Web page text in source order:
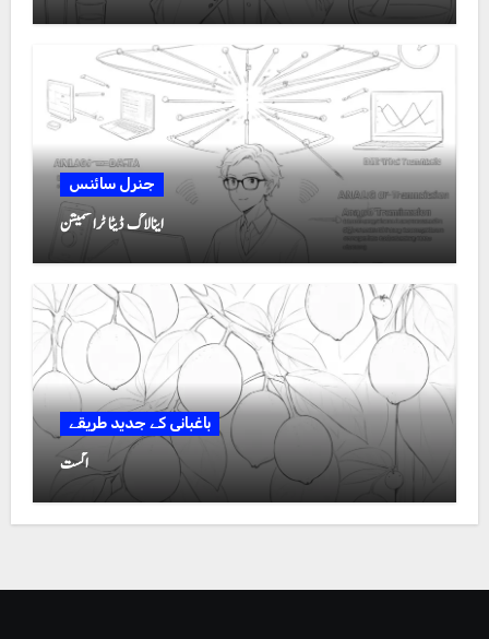
جنرل سائنس
اینالاگ ڈیٹا ٹرانسمیشن
باغبانی کے جدید طریقے
اگست